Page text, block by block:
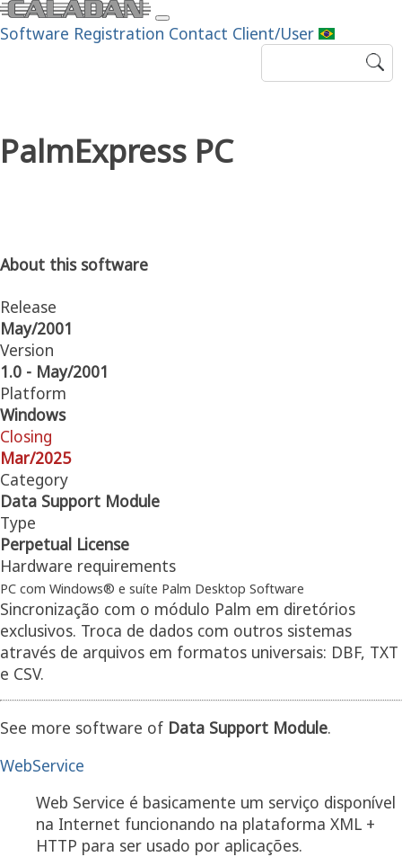
Software Registration Contact Client/User
PalmExpress PC
About this software
Release
May/2001
Version
1.0 - May/2001
Platform
Windows
Closing
Mar/2025
Category
Data Support Module
Type
Perpetual License
Hardware requirements
PC com Windows® e suíte Palm Desktop Software
Sincronização com o módulo Palm em diretórios
exclusivos. Troca de dados com outros sistemas
através de arquivos em formatos universais: DBF, TXT
e CSV.
See more software of Data Support Module.
WebService
Web Service é basicamente um serviço disponível
na Internet funcionando na plataforma XML +
HTTP para ser usado por aplicações.